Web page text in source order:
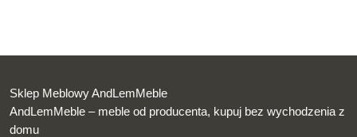
Sklep Meblowy AndLemMeble
AndLemMeble – meble od producenta, kupuj bez wychodzenia z
domu